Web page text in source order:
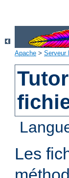
Apache > Serveur
Les